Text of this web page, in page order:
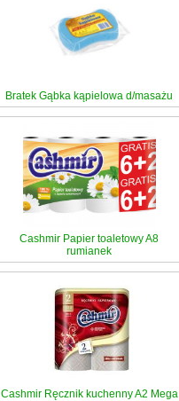
Bratek Gąbka kąpielowa d/masażu
Cashmir Papier toaletowy A8
rumianek
Cashmir Ręcznik kuchenny A2 Mega